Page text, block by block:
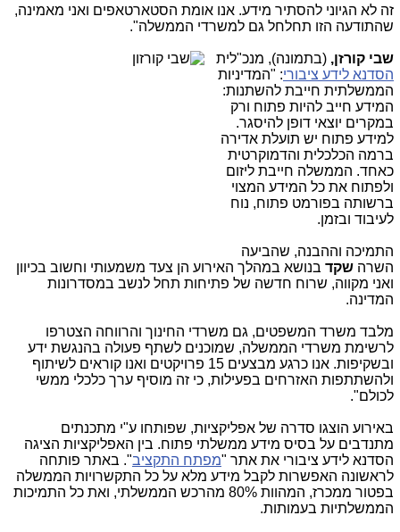
זה לא הגיוני להסתיר מידע. אנו אומת הסטארטאפים ואני מאמינה,
שהתודעה הזו תחלחל גם למשרדי הממשלה".
שבי קורזן, (בתמונה), מנכ"לית
הסדנא לידע ציבורי: "המדיניות
הממשלתית חייבת להשתנות:
המידע חייב להיות פתוח ורק
במקרים יוצאי דופן להיסגר.
למידע פתוח יש תועלת אדירה
ברמה הכלכלית והדמוקרטית
כאחד. הממשלה חייבת ליזום
ולפתוח את כל המידע המצוי
ברשותה בפורמט פתוח, נוח
לעיבוד ובזמן.
התמיכה וההבנה, שהביעה
השרה שקד בנושא במהלך האירוע הן צעד משמעותי וחשוב בכיוון
ואני מקווה, שרוח חדשה של פתיחות תחל לנשב במסדרונות
המדינה.
מלבד משרד המשפטים, גם משרדי החינוך והרווחה הצטרפו
לרשימת משרדי הממשלה, שמוכנים לשתף פעולה בהנגשת ידע
ובשקיפות. אנו כרגע מבצעים 15 פרויקטים ואנו קוראים לשיתוף
ולהשתתפות האזרחים בפעילות, כי זה מוסיף ערך כלכלי ממשי
לכולם".
באירוע הוצגו סדרה של אפליקציות, שפותחו ע"י מתכנתים
מתנדבים על בסיס מידע ממשלתי פתוח. בין האפליקציות הציגה
הסדנא לידע ציבורי את אתר "מפתח התקציב". באתר פותחה
לראשונה האפשרות לקבל מידע מלא על כל התקשרויות הממשלה
בפטור ממכרז, המהוות 80% מהרכש הממשלתי, ואת כל התמיכות
הממשלתיות בעמותות.